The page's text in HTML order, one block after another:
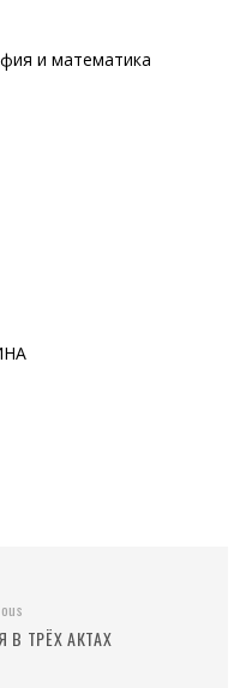
и математика
ТРЁХ АКТАХ